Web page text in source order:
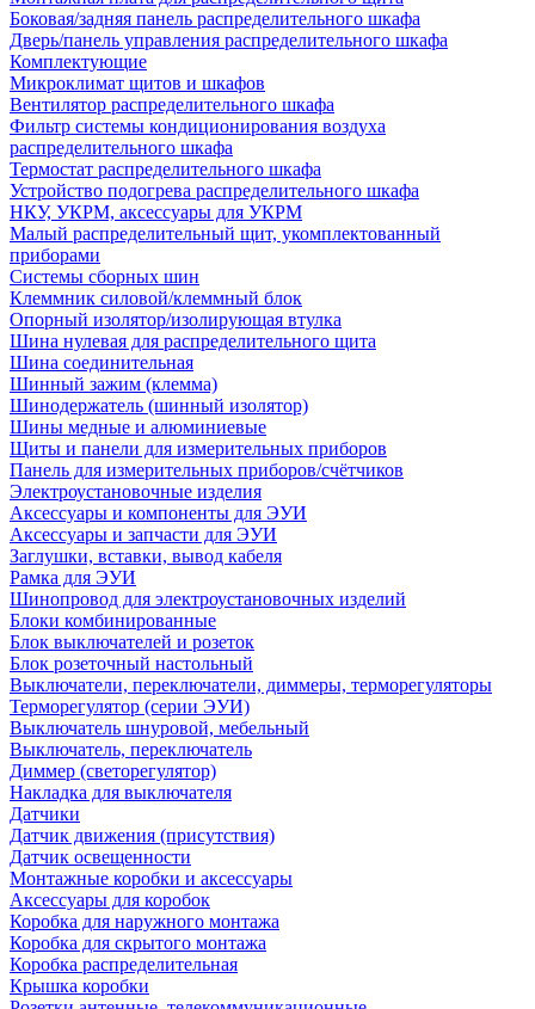
Боковая/задняя панель распределительного шкафа
Дверь/панель управления распределительного шкафа
Комплектующие
Микроклимат щитов и шкафов
Вентилятор распределительного шкафа
Фильтр системы кондиционирования воздуха
распределительного шкафа
Термостат распределительного шкафа
Устройство подогрева распределительного шкафа
НКУ, УКРМ, аксессуары для УКРМ
Малый распределительный щит, укомплектованный
приборами
Системы сборных шин
Клеммник силовой/клеммный блок
Опорный изолятор/изолирующая втулка
Шина нулевая для распределительного щита
Шина соединительная
Шинный зажим (клемма)
Шинодержатель (шинный изолятор)
Шины медные и алюминиевые
Щиты и панели для измерительных приборов
Панель для измерительных приборов/счётчиков
Электроустановочные изделия
Аксессуары и компоненты для ЭУИ
Аксессуары и запчасти для ЭУИ
Заглушки, вставки, вывод кабеля
Рамка для ЭУИ
Шинопровод для электроустановочных изделий
Блоки комбинированные
Блок выключателей и розеток
Блок розеточный настольный
Выключатели, переключатели, диммеры, терморегуляторы
Терморегулятор (серии ЭУИ)
Выключатель шнуровой, мебельный
Выключатель, переключатель
Диммер (светорегулятор)
Накладка для выключателя
Датчики
Датчик движения (присутствия)
Датчик освещенности
Монтажные коробки и аксессуары
Аксессуары для коробок
Коробка для наружного монтажа
Коробка для скрытого монтажа
Коробка распределительная
Крышка коробки